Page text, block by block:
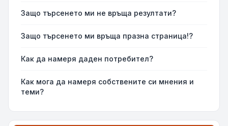
Защо търсенето ми не връща резултати?
Защо търсенето ми връща празна страница!?
Как да намеря даден потребител?
Как мога да намеря собствените си мнения и
теми?